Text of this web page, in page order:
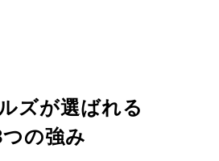
ズが選ばれる
の強み